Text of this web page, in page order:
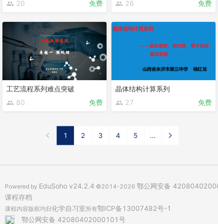
20
免费
26
免费
工艺流程系列难点突破
80
免费
晶体结构计算系列
27
免费
1 2 3 4 5 ...
Powered by EduSoho v24.2.4 ©2014-2026 鄂公网安备
课程存档
课程内容版权均归化学自习室所有鄂ICP备13007482号-1
鄂公网安备 42080402000101号